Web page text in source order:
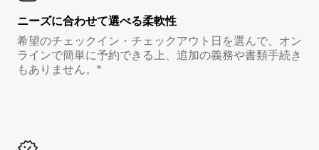
ニーズに合わせて選べる柔軟性
希望のチェックイン・チェックアウト日を選んで、オン
ラインで簡単に予約できる上、追加の義務や書類手続き
もありません。*